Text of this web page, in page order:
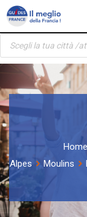
Pannello di
Skip
content
Ricerca
prodotti
Home
Alpes
Moulins